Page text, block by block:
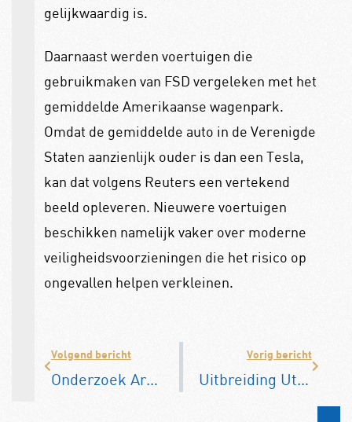
gelijkwaardig is.
Daarnaast werden voertuigen die
gebruikmaken van FSD vergeleken met het
gemiddelde Amerikaanse wagenpark.
Omdat de gemiddelde auto in de Verenigde
Staten aanzienlijk ouder is dan een Tesla,
kan dat volgens Reuters een vertekend
beeld opleveren. Nieuwere voertuigen
beschikken namelijk vaker over moderne
veiligheidsvoorzieningen die het risico op
ongevallen helpen verkleinen.
Volgend bericht
Onderzoek Arval: EV-batterijen gaan langer mee dan veel mensen denken
Vorig bericht
Uitbreiding Utrechtse milieuzone loopt vertraging op